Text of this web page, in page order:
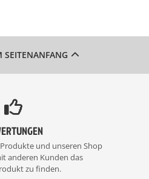
SEITENANFANG
und unseren Shop
anderen Kunden das
zu finden.